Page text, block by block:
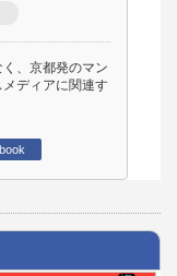
、京都発のマン
ディアに関連す